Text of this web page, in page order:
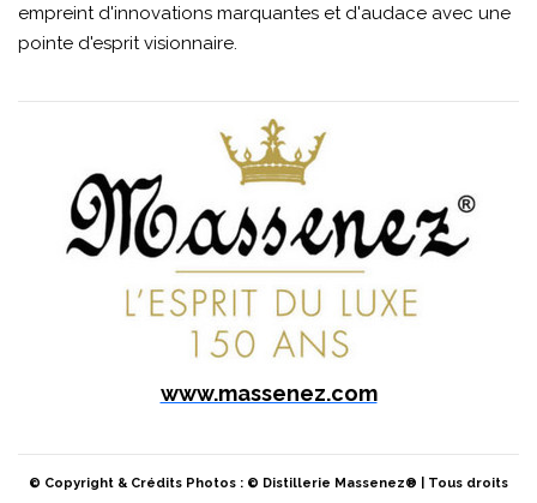
empreint d'innovations marquantes et d'audace avec une
pointe d'esprit visionnaire.
www.massenez.com
© Copyright & Crédits Photos : © Distillerie Massenez® | Tous droits